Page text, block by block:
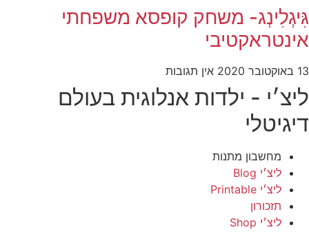
גִּיגְלִינְג- משחק קופסא משפחתי
אינטראקטיבי
13 באוקטובר 2020 אין תגובות
ליצ׳י - ילדות אנלוגית בעולם
דיגיטלי
מחשבון מתנות
ליצ׳י Blog
ליצ׳י Printable
תזכורון
ליצ׳י Shop